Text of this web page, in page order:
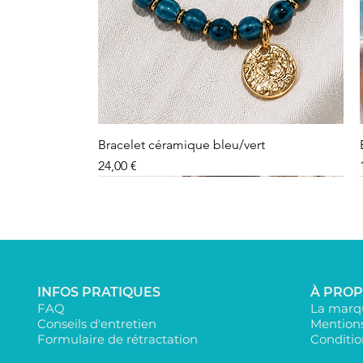
Bracelet céramique bleu/vert
Precio
24,00 €
INFOS PRATIQUES
FAQ
Conseils d'entretien
Formulaire de rétractation
À
La